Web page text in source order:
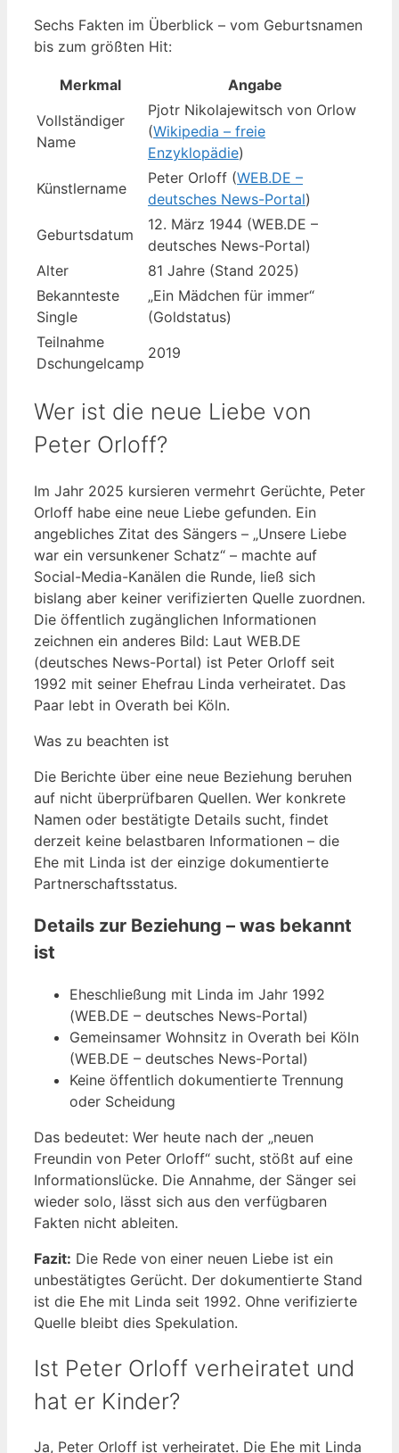
Sechs Fakten im Überblick – vom Geburtsnamen
bis zum größten Hit:
Merkmal
Angabe
Vollständiger
Name
Pjotr Nikolajewitsch von Orlow
(Wikipedia – freie
Enzyklopädie)
Künstlername
Peter Orloff (WEB.DE –
deutsches News-Portal)
Geburtsdatum
12. März 1944 (WEB.DE –
deutsches News-Portal)
Alter
81 Jahre (Stand 2025)
Bekannteste
Single
„Ein Mädchen für immer“
(Goldstatus)
Teilnahme
Dschungelcamp
2019
Wer ist die neue Liebe von
Peter Orloff?
Im Jahr 2025 kursieren vermehrt Gerüchte, Peter
Orloff habe eine neue Liebe gefunden. Ein
angebliches Zitat des Sängers – „Unsere Liebe
war ein versunkener Schatz“ – machte auf
Social-Media-Kanälen die Runde, ließ sich
bislang aber keiner verifizierten Quelle zuordnen.
Die öffentlich zugänglichen Informationen
zeichnen ein anderes Bild: Laut WEB.DE
(deutsches News-Portal) ist Peter Orloff seit
1992 mit seiner Ehefrau Linda verheiratet. Das
Paar lebt in Overath bei Köln.
Was zu beachten ist
Die Berichte über eine neue Beziehung beruhen
auf nicht überprüfbaren Quellen. Wer konkrete
Namen oder bestätigte Details sucht, findet
derzeit keine belastbaren Informationen – die
Ehe mit Linda ist der einzige dokumentierte
Partnerschaftsstatus.
Details zur Beziehung – was bekannt
ist
Eheschließung mit Linda im Jahr 1992
(WEB.DE – deutsches News-Portal)
Gemeinsamer Wohnsitz in Overath bei Köln
(WEB.DE – deutsches News-Portal)
Keine öffentlich dokumentierte Trennung
oder Scheidung
Das bedeutet: Wer heute nach der „neuen
Freundin von Peter Orloff“ sucht, stößt auf eine
Informationslücke. Die Annahme, der Sänger sei
wieder solo, lässt sich aus den verfügbaren
Fakten nicht ableiten.
Fazit: Die Rede von einer neuen Liebe ist ein
unbestätigtes Gerücht. Der dokumentierte Stand
ist die Ehe mit Linda seit 1992. Ohne verifizierte
Quelle bleibt dies Spekulation.
Ist Peter Orloff verheiratet und
hat er Kinder?
Ja, Peter Orloff ist verheiratet. Die Ehe mit Linda